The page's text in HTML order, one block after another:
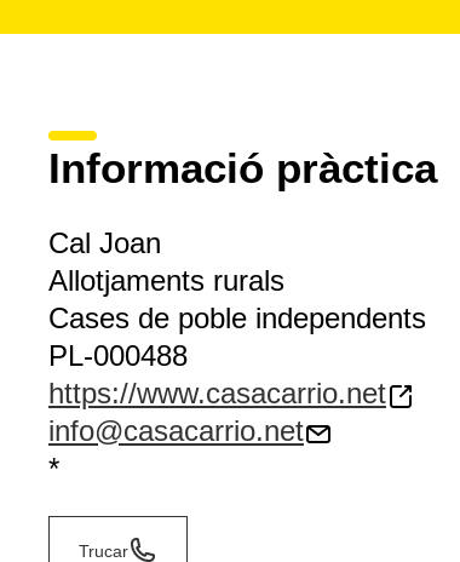
Informació pràctica
Cal Joan
Allotjaments rurals
Cases de poble independents
PL-000488
https://www.casacarrio.net
info@casacarrio.net
*
Trucar